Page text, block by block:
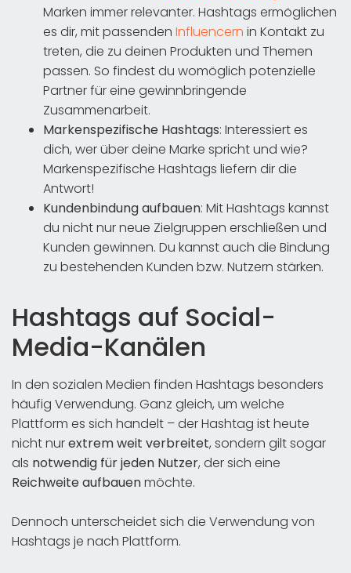
Marken immer relevanter. Hashtags ermöglichen
es dir, mit passenden Influencern in Kontakt zu
treten, die zu deinen Produkten und Themen
passen. So findest du womöglich potenzielle
Partner für eine gewinnbringende
Zusammenarbeit.
Markenspezifische Hashtags: Interessiert es
dich, wer über deine Marke spricht und wie?
Markenspezifische Hashtags liefern dir die
Antwort!
Kundenbindung aufbauen: Mit Hashtags kannst
du nicht nur neue Zielgruppen erschließen und
Kunden gewinnen. Du kannst auch die Bindung
zu bestehenden Kunden bzw. Nutzern stärken.
Hashtags auf Social-
Media-Kanälen
In den sozialen Medien finden Hashtags besonders
häufig Verwendung. Ganz gleich, um welche
Plattform es sich handelt – der Hashtag ist heute
nicht nurextrem weit verbreitet, sondern gilt sogar
als notwendig für jeden Nutzer, der sich eine
Reichweiteaufbauenmöchte.
Dennoch unterscheidet sich die Verwendung von
Hashtags je nach Plattform.